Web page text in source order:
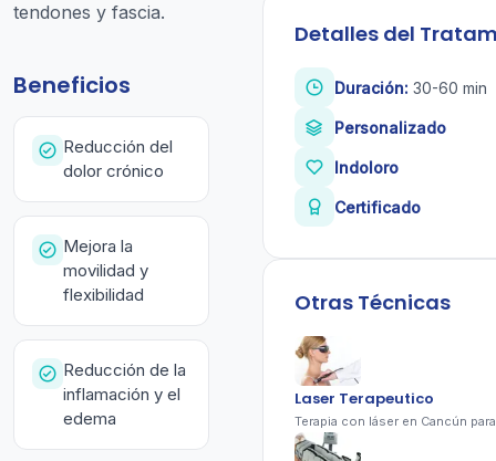
tendones y fascia.
Beneficios
Reducción del
dolor crónico
Mejora la
movilidad y
flexibilidad
Reducción de la
inflamación y el
edema
Detalles del
Duración: 30-60 min
Personalizado
Indoloro
Certificado
Otras Técnicas
Laser Terapeutico